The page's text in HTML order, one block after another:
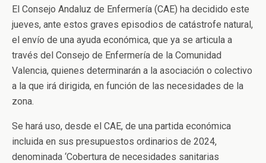
El Consejo Andaluz de Enfermería (CAE) ha decidido este
jueves, ante estos graves episodios de catástrofe natural,
el envío de una ayuda económica, que ya se articula a
través del Consejo de Enfermería de la Comunidad
Valencia, quienes determinarán a la asociación o colectivo
a la que irá dirigida, en función de las necesidades de la
zona.
Se hará uso, desde el CAE, de una partida económica
incluida en sus presupuestos ordinarios de 2024,
denominada ‘Cobertura de necesidades sanitarias